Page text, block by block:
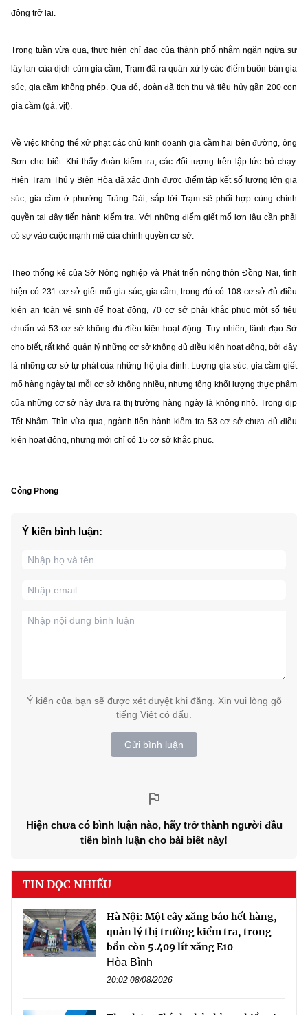
động trở lại.
Trong tuần vừa qua, thực hiện chỉ đạo của thành phố nhằm ngăn ngừa sự
lây lan của dịch cúm gia cầm, Trạm đã ra quân xử lý các điểm buôn bán gia
súc, gia cầm không phép. Qua đó, đoàn đã tịch thu và tiêu hủy gần 200 con
gia cầm (gà, vịt).
Về việc không thể xử phạt các chủ kinh doanh gia cầm hai bên đường, ông
Sơn cho biết: Khi thấy đoàn kiểm tra, các đối tượng trên lập tức bỏ chạy.
Hiện Trạm Thú y Biên Hòa đã xác định được điểm tập kết số lượng lớn gia
súc, gia cầm ở phường Trảng Dài, sắp tới Trạm sẽ phối hợp cùng chính
quyền tại đây tiến hành kiểm tra. Với những điểm giết mổ lợn lậu cần phải
có sự vào cuộc mạnh mẽ của chính quyền cơ sở.
Theo thống kê của Sở Nông nghiệp và Phát triển nông thôn Đồng Nai, tỉnh
hiện có 231 cơ sở giết mổ gia súc, gia cầm, trong đó có 108 cơ sở đủ điều
kiện an toàn vệ sinh để hoạt động, 70 cơ sở phải khắc phục một số tiêu
chuẩn và 53 cơ sở không đủ điều kiện hoạt động. Tuy nhiên, lãnh đạo Sở
cho biết, rất khó quản lý những cơ sở không đủ điều kiện hoạt động, bởi đây
là những cơ sở tự phát của những hộ gia đình. Lượng gia súc, gia cầm giết
mổ hàng ngày tại mỗi cơ sở không nhiều, nhưng tổng khối lượng thực phẩm
của những cơ sở này đưa ra thị trường hàng ngày là không nhỏ. Trong dịp
Tết Nhâm Thìn vừa qua, ngành tiến hành kiểm tra 53 cơ sở chưa đủ điều
kiện hoạt động, nhưng mới chỉ có 15 cơ sở khắc phục.
Công Phong
Ý kiến bình luận:
Ý kiến của bạn sẽ được xét duyệt khi đăng. Xin vui lòng gõ
tiếng Việt có dấu.
Gửi bình luận
Hiện chưa có bình luận nào, hãy trở thành người đầu
tiên bình luận cho bài biết này!
TIN ĐỌC NHIỀU
Hà Nội: Một cây xăng báo hết hàng,
quản lý thị trường kiểm tra, trong
bồn còn 5.409 lít xăng E10
Hòa Bình
20:02 08/08/2026